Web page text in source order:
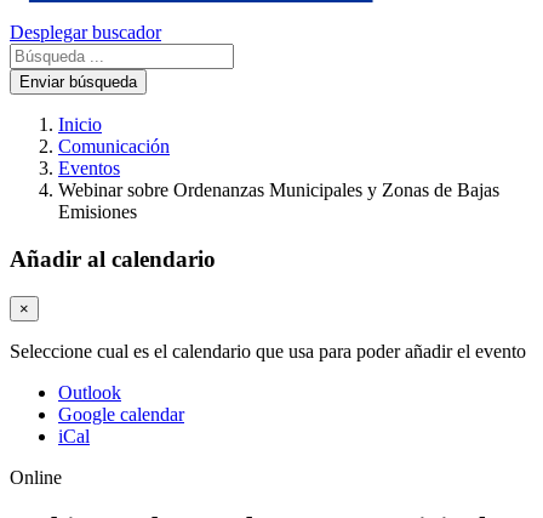
Desplegar buscador
Enviar búsqueda
Inicio
Comunicación
Eventos
Webinar sobre Ordenanzas Municipales y Zonas de Bajas
Emisiones
Añadir al calendario
×
Seleccione cual es el calendario que usa para poder añadir el evento
Outlook
Google calendar
iCal
Online